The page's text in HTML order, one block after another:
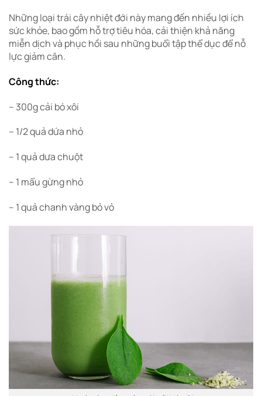
Những loại trái cây nhiệt đới này mang đến nhiều lợi ích
sức khỏe, bao gồm hỗ trợ tiêu hóa, cải thiện khả năng
miễn dịch và phục hồi sau những buổi tập thể dục để nỗ
lực giảm cân.
Công thức:
– 300g cải bó xôi
– 1/2 quả dứa nhỏ
– 1 quả dưa chuột
– 1 mẩu gừng nhỏ
– 1 quả chanh vàng bỏ vỏ